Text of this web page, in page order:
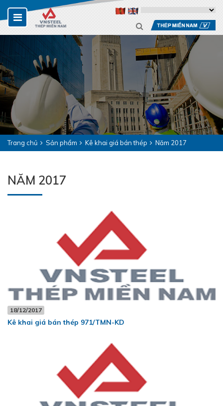
Trang chủ Sản phẩm Kê khai giá bán thép Năm 2017
NĂM 2017
18/12/2017
Kê khai giá bán thép 971/TMN-KD